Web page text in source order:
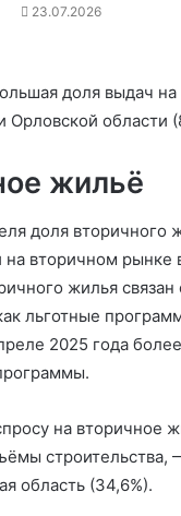
23.07.2026
доля выдач
Орловской области
жильё
доля вторичного
на вторичном рынке
жилья
льготные
2025 года
на вторичное
строительства,
область (34,6%).